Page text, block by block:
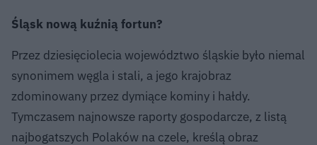
Śląsk nową kuźnią fortun?
Przez dziesięciolecia województwo śląskie było niemal
synonimem węgla i stali, a jego krajobraz
zdominowany przez dymiące kominy i hałdy.
Tymczasem najnowsze raporty gospodarcze, z listą
najbogatszych Polaków na czele, kreślą obraz